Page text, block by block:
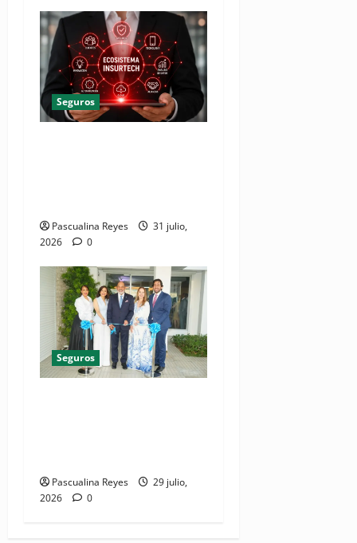
Seguros
Pascualina Reyes
31 julio,
2026
0
Seguros
Pascualina Reyes
29 julio,
2026
0